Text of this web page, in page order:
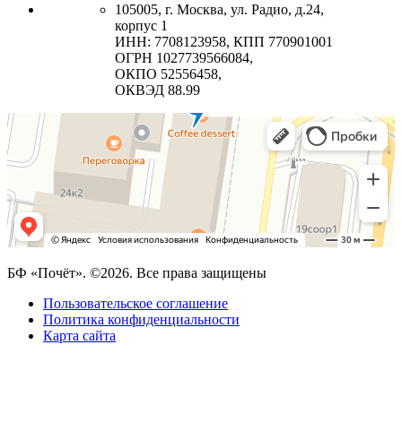
105005, г. Москва, ул. Радио, д.24,
корпус 1
ИНН: 7708123958, КПП 770901001
ОГРН 1027739566084,
ОКПО 52556458,
ОКВЭД 88.99
БФ «Почёт». ©2026. Все права защищены
Пользовательское соглашение
Политика конфиденциальности
Карта сайта